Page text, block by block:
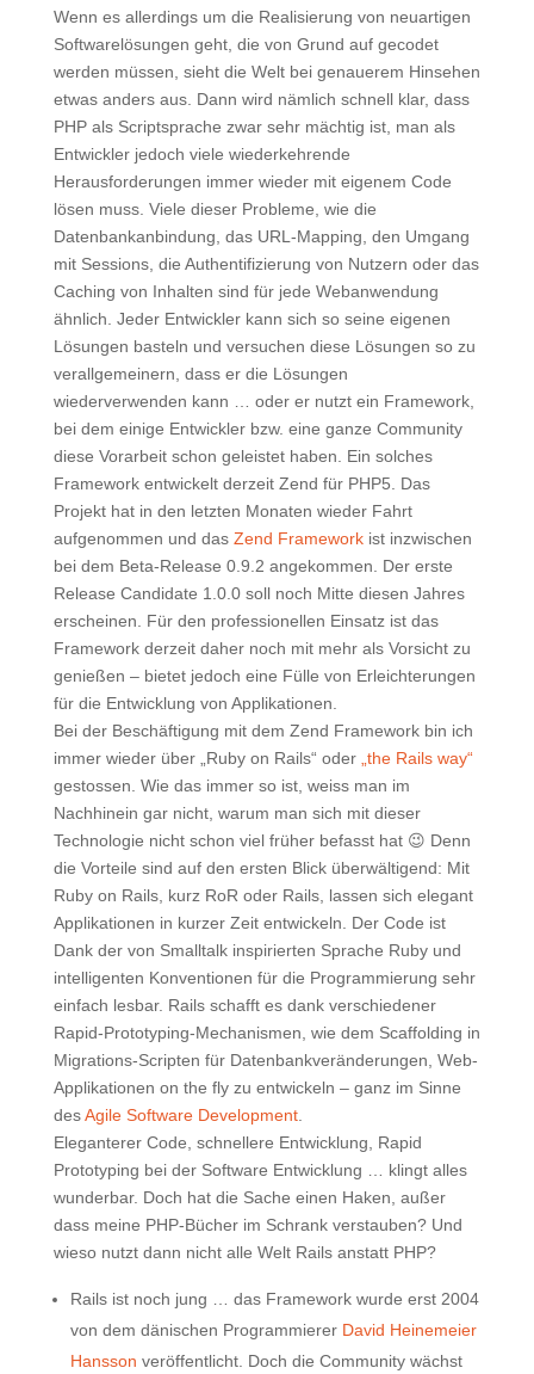
Wenn es allerdings um die Realisierung von neuartigen
Softwarelösungen geht, die von Grund auf gecodet
werden müssen, sieht die Welt bei genauerem Hinsehen
etwas anders aus. Dann wird nämlich schnell klar, dass
PHP als Scriptsprache zwar sehr mächtig ist, man als
Entwickler jedoch viele wiederkehrende
Herausforderungen immer wieder mit eigenem Code
lösen muss. Viele dieser Probleme, wie die
Datenbankanbindung, das URL-Mapping, den Umgang
mit Sessions, die Authentifizierung von Nutzern oder das
Caching von Inhalten sind für jede Webanwendung
ähnlich. Jeder Entwickler kann sich so seine eigenen
Lösungen basteln und versuchen diese Lösungen so zu
verallgemeinern, dass er die Lösungen
wiederverwenden kann … oder er nutzt ein Framework,
bei dem einige Entwickler bzw. eine ganze Community
diese Vorarbeit schon geleistet haben. Ein solches
Framework entwickelt derzeit Zend für PHP5. Das
Projekt hat in den letzten Monaten wieder Fahrt
aufgenommen und das Zend Frameworkist inzwischen
bei dem Beta-Release 0.9.2 angekommen. Der erste
Release Candidate 1.0.0 soll noch Mitte diesen Jahres
erscheinen. Für den professionellen Einsatz ist das
Framework derzeit daher noch mit mehr als Vorsicht zu
genießen – bietet jedoch eine Fülle von Erleichterungen
für die Entwicklung von Applikationen.
Bei der Beschäftigung mit dem Zend Framework bin ich
immer wieder über „Ruby on Rails“ oder „the Rails way“
gestossen. Wie das immer so ist, weiss man im
Nachhinein gar nicht, warum man sich mit dieser
Technologie nicht schon viel früher befasst hat 😉 Denn
die Vorteile sind auf den ersten Blick überwältigend: Mit
Ruby on Rails, kurz RoR oder Rails, lassen sich elegant
Applikationen in kurzer Zeit entwickeln. Der Code ist
Dank der von Smalltalk inspirierten Sprache Ruby und
intelligenten Konventionen für die Programmierung sehr
einfach lesbar. Rails schafft es dank verschiedener
Rapid-Prototyping-Mechanismen, wie dem Scaffolding in
Migrations-Scripten für Datenbankveränderungen, Web-
Applikationen on the fly zu entwickeln – ganz im Sinne
desAgile Software Development.
Eleganterer Code, schnellere Entwicklung, Rapid
Prototyping bei der Software Entwicklung … klingt alles
wunderbar. Doch hat die Sache einen Haken, außer
dass meine PHP-Bücher im Schrank verstauben? Und
wieso nutzt dann nicht alle Welt Rails anstatt PHP?
Rails ist noch jung … das Framework wurde erst 2004
von dem dänischen Programmierer David Heinemeier
Hansson veröffentlicht. Doch die Community wächst